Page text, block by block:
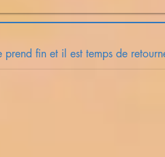
prend fin et il est temps de